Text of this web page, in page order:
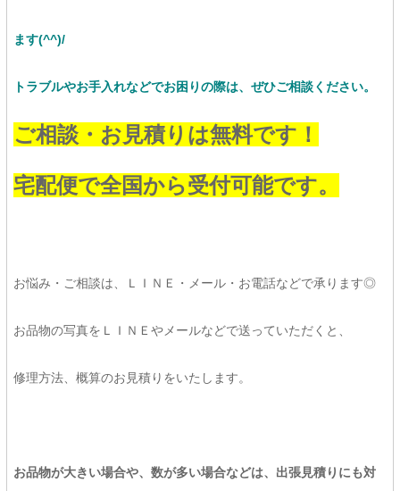
ます(^^)/
トラブルやお手入れなどでお困りの際は、ぜひご相談ください。
ご相談・お見積りは無料です！
宅配便で全国から受付可能です。
お悩み・ご相談は、ＬＩＮＥ・メール・お電話などで承ります◎
お品物の写真をＬＩＮＥやメールなどで送っていただくと、
修理方法、概算のお見積りをいたします。
お品物が大きい場合や、数が多い場合などは、出張見積りにも対